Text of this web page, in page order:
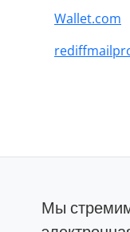
Wallet.com
Мы